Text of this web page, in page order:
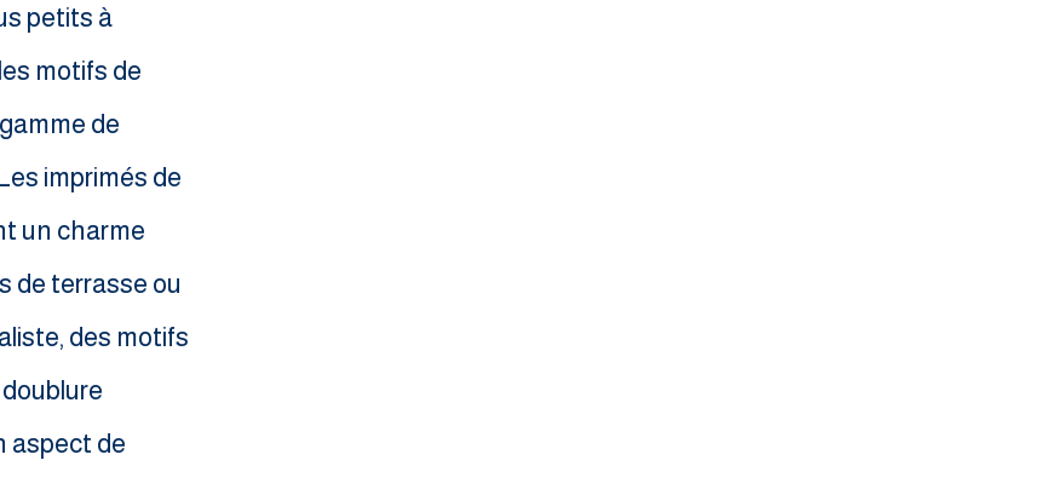
petits à
motifs de
de
imprimés de
un charme
de terrasse ou
des motifs
aspect de